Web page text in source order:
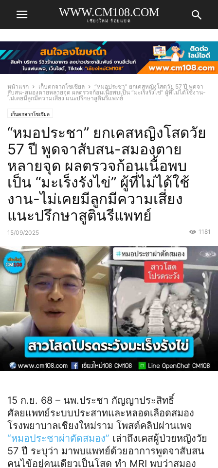
WWW.CM108.COM
เชียงใหม่ ร้อยแปด
หน้าแรก เก็บตกจากโซเชียล
“หมอประชา” ยกเคสหญิงโสดวัย 57 ปี พูดจา
สับสน-สมองตายหลายจุด ผลตรวจก้อนเนื้อพบเป็น “มะเร็งรังไข่” ผู้ที่ไม่ได้ใช้งาน-
ไม่เคยมีลูกมีความเสี่ยง แนะปรึกษาสูตินรีแพทย์
เก็บตกจากโซเชียล
“หมอประชา” ยกเคสหญิงโสดวัย
57 ปี พูดจาสับสน-สมองตาย
หลายจุด ผลตรวจก้อนเนื้อพบ
เป็น “มะเร็งรังไข่” ผู้ที่ไม่ได้ใช้
งาน-ไม่เคยมีลูกมีความเสี่ยง
แนะปรึกษาสูตินรีแพทย์
15/09/2025 1181
15 ก.ย. 68 – นพ.ประชา กัญญาประสิทธิ์
ศัลยแพทย์ระบบประสาทและหลอดเลือดสมอง
โรงพยาบาลเชียงใหม่ราม โพสต์คลิปผ่านเพจ
“หมอประชาผ่าตัดสมอง” เล่าถึงเคสผู้ป่วยหญิงวัย
57 ปี ระบุว่า มาพบแพทย์ด้วยอาการพูดจาสับสน
คนไข้อยู่คนเดียวเป็นโสด ทำ MRI พบว่าสมอง